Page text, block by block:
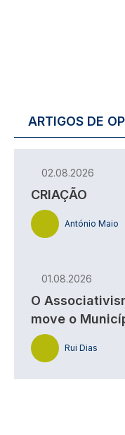
ARTIGOS DE
02.08.2026
CRIAÇÃO
António Maio
01.08.2026
O
move o
Rui Dias